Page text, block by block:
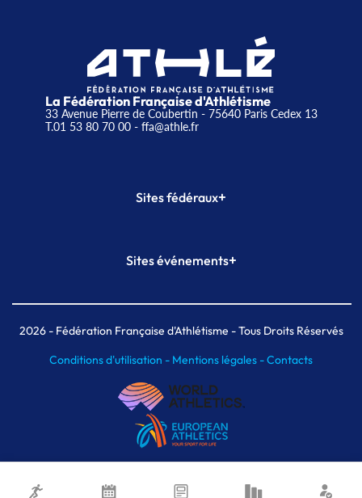
La Fédération Française d'Athlétisme
33 Avenue Pierre de Coubertin - 75640 Paris Cedex 13
T.01 53 80 70 00- ffa@athle.fr
Sites fédéraux+
Plateforme Formation
Sites événements+
Meeting de Paris indoor
MAIF Ekiden de Paris
2026- Fédération Française d'Athlétisme - Tous Droits Réservés
Conditions d'utilisation - Mentions légales -Contacts